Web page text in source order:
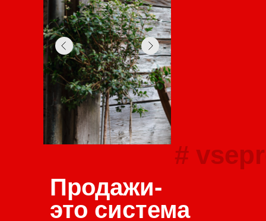
Продажи-
это система
#